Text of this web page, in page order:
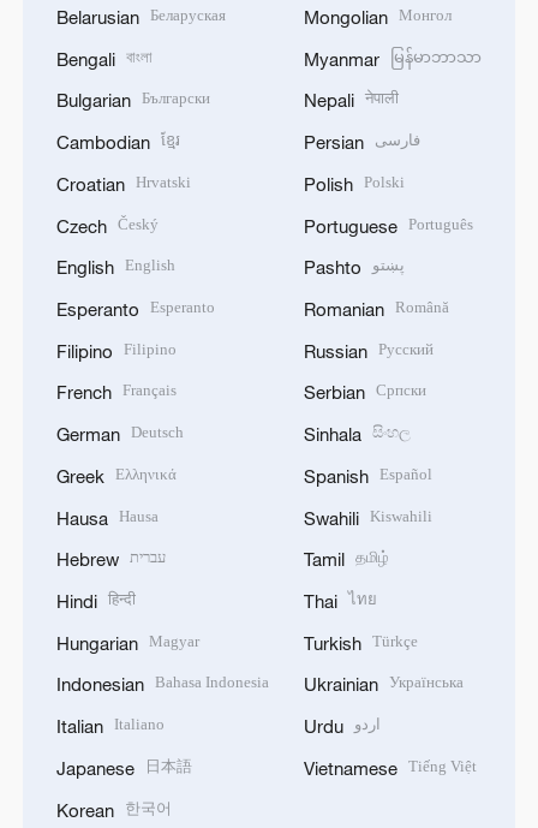
Belarusian Беларуская
Bengali বাংলা
Bulgarian Български
Cambodian ខ្មែរ
Croatian Hrvatski
Czech Český
English English
Esperanto Esperanto
Filipino Filipino
French Français
German Deutsch
Greek Ελληνικά
Hausa Hausa
Hebrew עברית
Hindi हिन्दी
Hungarian Magyar
Indonesian Bahasa Indonesia
Italian Italiano
Japanese 日本語
Korean 한국어
Mongolian Монгол
Myanmar မြန်မာဘာသာ
Nepali नेपाली
Persian فارسی
Polish Polski
Portuguese Português
Pashto پښتو
Romanian Română
Russian Русский
Serbian Српски
Sinhala සිංහල
Spanish Español
Swahili Kiswahili
Tamil தமிழ்
Thai ไทย
Turkish Türkçe
Ukrainian Українська
Urdu اردو
Vietnamese Tiếng Việt